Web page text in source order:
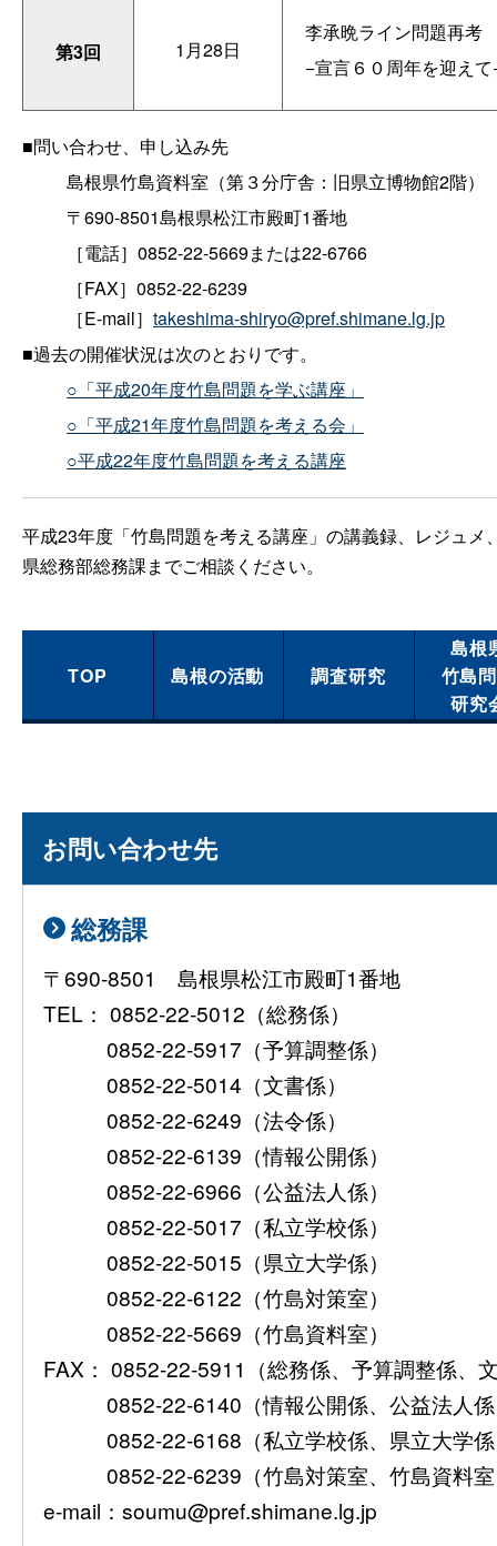
第3回 1月28日
李承晩ライン問題再考
−宣言６０周年を迎えて
■問い合わせ、申し込み先
島根県竹島資料室（第３分庁舎：旧県立博物館2階）
〒690-8501島根県松江市殿町1番地
［電話］0852-22-5669または22-6766
［FAX］0852-22-6239
［E-mail］ takeshima-shiryo@pref.shimane.lg.jp
■過去の開催状況は次のとおりです。
○「平成20年度竹島問題を学ぶ講座」
○「平成21年度竹島問題を考える会」
○平成22年度竹島問題を考える講座
平成23年度「竹島問題を考える講座」の講義録、レジュ
県総務部総務課までご相談ください。
TOP 島根の活動 調査研究
島根
竹島
研究
お問い合わせ先
総務課
〒690-8501 島根県松江市殿町1番地
TEL： 0852-22-5012（総務係）
0852-22-5917（予算調整係）
0852-22-5014（文書係）
0852-22-6249（法令係）
0852-22-6139（情報公開係）
0852-22-6966（公益法人係）
0852-22-5017（私立学校係）
0852-22-5015（県立大学係）
0852-22-6122（竹島対策室）
0852-22-5669（竹島資料室）
FAX： 0852-22-5911（総務係、予算調整係、
0852-22-6140（情報公開係、公益法人
0852-22-6168（私立学校係、県立大学
0852-22-6239（竹島対策室、竹島資料
e-mail：soumu@pref.shimane.lg.jp